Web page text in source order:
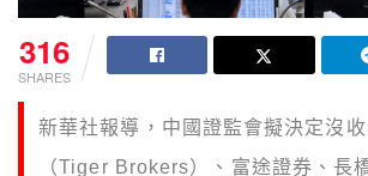
316
SHARES
新華社報導，中國證監會擬決定沒
（Tiger Brokers）、富途證券、長